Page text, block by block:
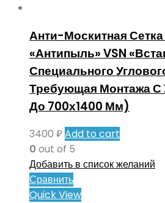
Анти-Москитная
«Антипыль» VSN
Специального
Требующая Монтажа
До 700х1400 Мм)
3400 ₽Add to cart
0 out of 5
Добавить в список желаний
Сравнить
Quick View